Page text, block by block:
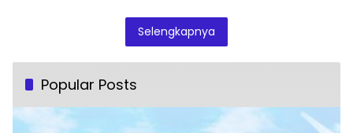
Selengkapnya
Popular Posts